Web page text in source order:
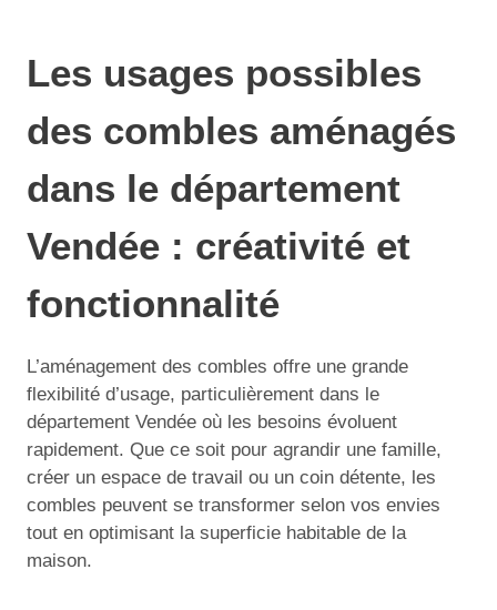
Les usages possibles
des combles aménagés
dans le département
Vendée : créativité et
fonctionnalité
L’aménagement des combles offre une grande
flexibilité d’usage, particulièrement dans le
département Vendée où les besoins évoluent
rapidement. Que ce soit pour agrandir une famille,
créer un espace de travail ou un coin détente, les
combles peuvent se transformer selon vos envies
tout en optimisant la superficie habitable de la
maison.